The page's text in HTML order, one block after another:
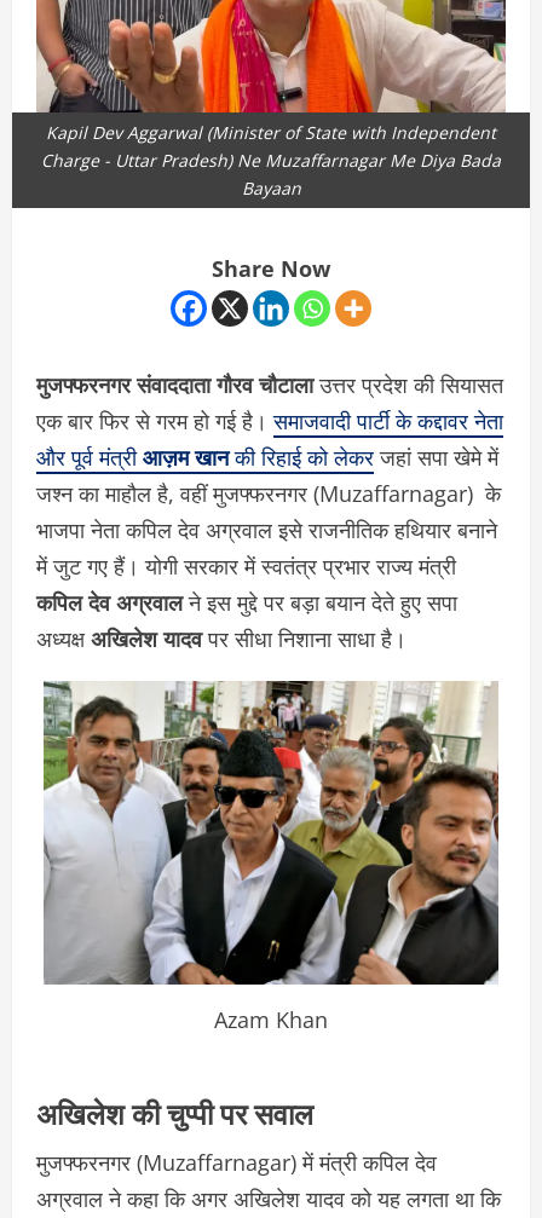
Kapil Dev Aggarwal (Minister of State with Independent
Charge - Uttar Pradesh) Ne Muzaffarnagar Me Diya Bada
Bayaan
Share Now
मुजफ्फरनगर संवाददाता गौरव चौटालाउत्तर प्रदेश की सियासत
एक बार फिर से गरम हो गई है।समाजवादी पार्टी के कद्दावर नेता
और पूर्व मंत्रीआज़म खानकी रिहाई को लेकरजहां सपा खेमे में
जश्न का माहौल है, वहीं मुजफ्फरनगर (Muzaffarnagar) के
भाजपा नेता कपिल देव अग्रवाल इसे राजनीतिक हथियार बनाने
में जुट गए हैं। योगी सरकार में स्वतंत्र प्रभार राज्य मंत्री
कपिल देव अग्रवालने इस मुद्दे पर बड़ा बयान देते हुए सपा
अध्यक्षअखिलेश यादवपर सीधा निशाना साधा है।
Azam Khan
अखिलेश की चुप्पी पर सवाल
मुजफ्फरनगर (Muzaffarnagar) में मंत्री कपिल देव
अग्रवाल ने कहा कि अगर अखिलेश यादव को यह लगता था कि